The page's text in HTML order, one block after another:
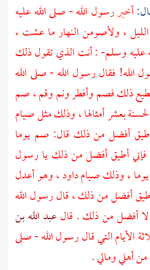
أخبر رسول الله - صلى الله عليه
، ولأصومن النهار ما عشت ،
عليه وسلم- : أنت الذي تقول ذلك
الله! فقال رسول الله - صلى الله
ذلك فصم وأفطر ونم وقم ، صم
بعشر أمثالها ، وذلك مثل صيام
أفضل من ذلك قال: صم يوما
أطيق أفضل من ذلك يا رسول
، وذلك صيام داود ، وهو أعدل
أفضل من ذلك ، قال رسول الله
أفضل من ذلك . قالعبد الله بن
الأيام التي قال رسول الله - صلى
أهلي ومالي .